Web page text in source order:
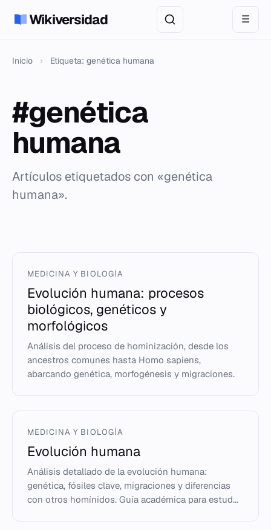
Wikiversidad ☰
Inicio › Etiqueta: genética humana
#genética
humana
Artículos etiquetados con «genética
humana».
MEDICINA Y BIOLOGÍA
Evolución humana: procesos
biológicos, genéticos y
morfológicos
Análisis del proceso de hominización, desde los
ancestros comunes hasta Homo sapiens,
abarcando genética, morfogénesis y migraciones.
MEDICINA Y BIOLOGÍA
Evolución humana
Análisis detallado de la evolución humana:
genética, fósiles clave, migraciones y diferencias
con otros homínidos. Guía académica para estud...